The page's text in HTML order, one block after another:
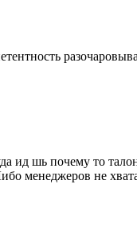
ид шь почему то
менеджеров не